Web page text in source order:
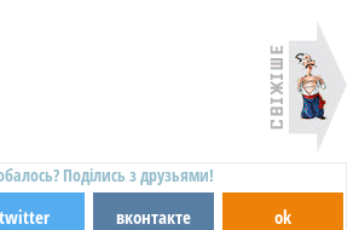
Поділись з друзьями!
twitter вконтакте ok